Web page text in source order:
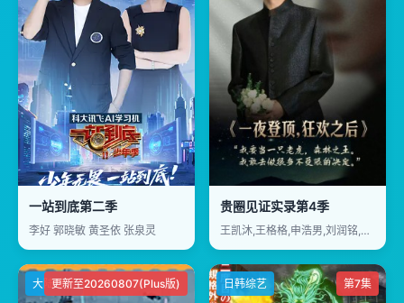
一站到底第二季
李好 郭晓敏 黄圣依 张泉灵
贵圈见证实录第4季
王凯沐,王格格,申浩男,刘润铭,韩雨彤,曾辉
大陆综艺
更新至20260807(Plus版) 日韩综艺 第7集